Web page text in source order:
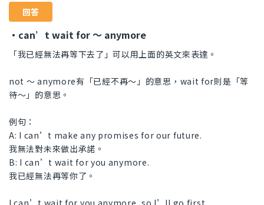
回答
・can’t wait for ～ anymore
「我已經無法再等下去了」可以用上面的英文來表達。
not ～ anymore有「已經不再～」的意思，wait for則是「等
待～」的意思。
例句：
A: I can’t make any promises for our future.
我無法對未來做出承諾。
B: I can’t wait for you anymore.
我已經無法再等你了。